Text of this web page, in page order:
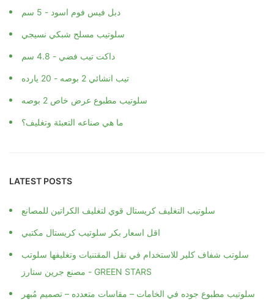
دبل فيس فوم اسود - 5 سم
سلوتيب مسلح شبكي نسيجي
داكت تيب فضي - 4.8 سم
تيب انشائي 2 بوصه - 20 يارده
سلوتيب مطبوع عرض خاص 2 بوصه
ما هي صناعه التعبئة وتغليف؟
LATEST POSTS
سلوتيب التغليف كريستال قوي لتغليف الكراتين للمصانع
اقل اسعار بكر سلوتيب كريستال مكتبي
سلوتب شفاف كلير للاستخدام في نقل المقتنيات وتغليفها سلوتب
مصنع جرين ستارز - GREEN STARS
سلوتيب مطبوع جوده في الخامات – مقاسات متعدده – تصميم مُبهر